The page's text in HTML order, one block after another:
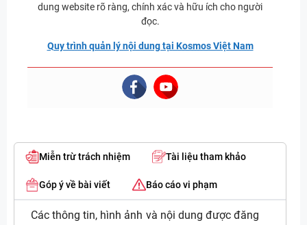
dung website rõ ràng, chính xác và hữu ích cho người
đọc.
Quy trình quản lý nội dung tại Kosmos Việt Nam
Miễn trừ trách nhiệm Tài liệu tham khảo
Góp ý về bài viết Báo cáo vi phạm
Các thông tin, hình ảnh và nội dung được đăng